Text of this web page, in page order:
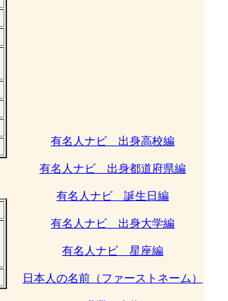
有名人ナビ 出身高校編
有名人ナビ 出身都道府県編
有名人ナビ 誕生日編
有名人ナビ 出身大学編
有名人ナビ 星座編
日本人の名前（ファーストネーム）